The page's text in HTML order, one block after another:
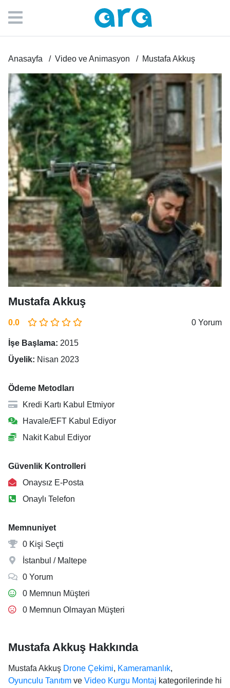
Anasayfa Video ve Animasyon Mustafa Akkuş
Mustafa Akkuş
0.0 0 Yorum
İşe Başlama: 2015
Üyelik: Nisan 2023
Ödeme Metodları
Kredi Kartı Kabul Etmiyor
Havale/EFT Kabul Ediyor
Nakit Kabul Ediyor
Güvenlik Kontrolleri
Onaysız E-Posta
Onaylı Telefon
Memnuniyet
0 Kişi Seçti
İstanbul / Maltepe
0 Yorum
0 Memnun Müşteri
0 Memnun Olmayan Müşteri
Mustafa Akkuş Hakkında
Mustafa Akkuş Drone Çekimi, Kameramanlık,
Oyunculu Tanıtım ve Video Kurgu Montaj kategorilerinde hi